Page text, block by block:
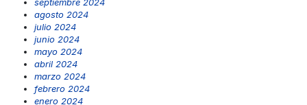
septiembre 2024
agosto 2024
julio 2024
junio 2024
mayo 2024
abril 2024
marzo 2024
febrero 2024
enero 2024